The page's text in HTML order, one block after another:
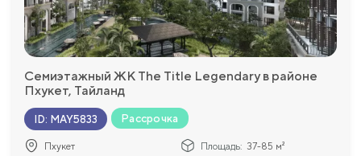
Семиэтажный ЖК The Title Legendary в районе
Пхукет, Тайланд
ID: MAY5833 Рассрочка
Пхукет Площадь: 37-85 м²